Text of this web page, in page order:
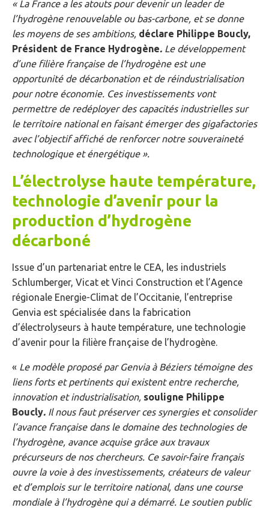
« La France a les atouts pour devenir un leader de
l’hydrogène renouvelable ou bas-carbone, et se donne
les moyens de ses ambitions, déclare Philippe Boucly,
Président de France Hydrogène. Le développement
d’une filière française de l’hydrogène est une
opportunité de décarbonation et de réindustrialisation
pour notre économie. Ces investissements vont
permettre de redéployer des capacités industrielles sur
le territoire national en faisant émerger des gigafactories
avec l’objectif affiché de renforcer notre souveraineté
technologique et énergétique ».
L’électrolyse haute température,
technologie d’avenir pour la
production d’hydrogène
décarboné
Issue d’un partenariat entre le CEA, les industriels
Schlumberger, Vicat et Vinci Construction et l’Agence
régionale Energie-Climat de l’Occitanie, l’entreprise
Genvia est spécialisée dans la fabrication
d’électrolyseurs à haute température, une technologie
d’avenir pour la filière française de l’hydrogène.
« Le modèle proposé par Genvia à Béziers témoigne des
liens forts et pertinents qui existent entre recherche,
innovation et industrialisation, souligne Philippe
Boucly. Il nous faut préserver ces synergies et consolider
l’avance française dans le domaine des technologies de
l’hydrogène, avance acquise grâce aux travaux
précurseurs de nos chercheurs. Ce savoir-faire français
ouvre la voie à des investissements, créateurs de valeur
et d’emplois sur le territoire national, dans une course
mondiale à l’hydrogène qui a démarré. Le soutien public